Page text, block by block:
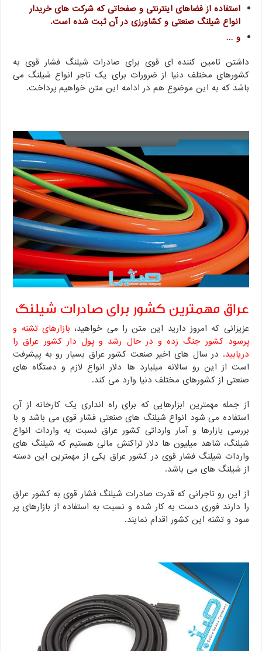
استفاده از فضاهای اینترنتی و صفحاتی که شرکت های خریدار
انواع شیلنگ صنعتی و کشاورزی در آن ثبت شده است.
و …
داشتن تامین کننده ای قوی برای صادرات شیلنگ فشار قوی به
کشورهای مختلف دنیا از ضرورات برای یک تاجر انواع شیلنگ می
باشد که به این موضوع هم در ادامه این متن خواهیم پرداخت.
عراق مهمترین کشور برای صادرات شیلنگ
عزیزانی که امروز دارید این متن را می خواهید، بازارهای تشنه و
پرسود کشور جنگ زده و در حال رشد و پول دار کشور عراق را
دریابید. در سال های اخیر صنعت کشور عراق بسیار رو به پیشرفت
است از این رو سالانه میلیارد ها دلار انواع لازم و دستگاه های
صنعتی از کشورهای مختلف دنیا وارد می کند.
از جمله مهمترین ابزارهایی که برای راه انداری یک کارخانه از آن
استفاده می شود انواع شیلنگ های صنعتی فشار قوی می باشد و با
بررسی بازارها و آمار وارداتی کشور عراق نسبت به واردات انواع
شیلنگ، شاهد میلیون ها دلار تراکنش مالی هستیم که شیلنگ های
واردات شیلنگ فشار قوی در کشور عراق یکی از مهمترین این دسته
از شیلنگ های می باشد.
از این رو تاجرانی که قدرت صادرات شیلنگ فشار قوی به کشور عراق
را دارند فوری دست به کار شده و نسبت به استفاده از بازارهای پر
سود و تشنه این کشور اقدام نمایند.